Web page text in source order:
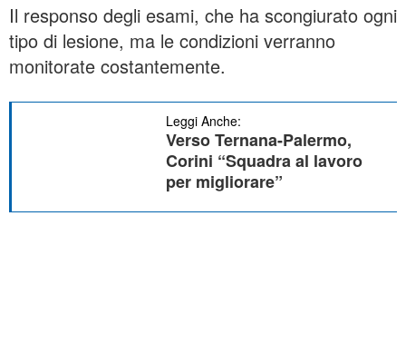
Il responso degli esami, che ha scongiurato ogni
tipo di lesione, ma le condizioni verranno
monitorate costantemente.
Leggi Anche:
Verso Ternana-Palermo,
Corini “Squadra al lavoro
per migliorare”